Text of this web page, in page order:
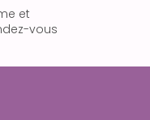
et
vous